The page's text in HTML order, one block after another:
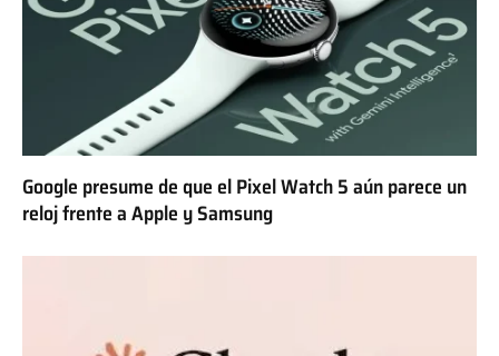
Google presume de que el Pixel Watch 5 aún parece un
reloj frente a Apple y Samsung